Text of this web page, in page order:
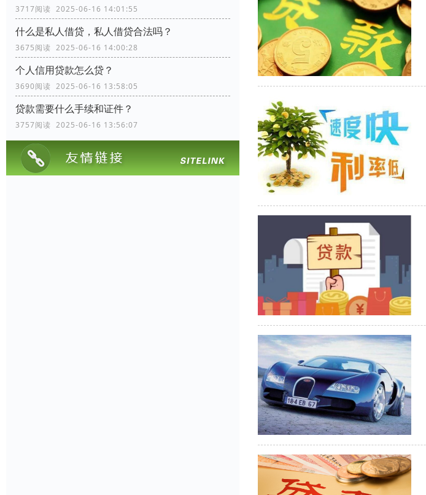
3717阅读 2025-06-16 14:01:55
什么是私人借贷，私人借贷合法吗？
3675阅读 2025-06-16 14:00:28
个人信用贷款怎么贷？
3690阅读 2025-06-16 13:58:05
贷款需要什么手续和证件？
3757阅读 2025-06-16 13:56:07